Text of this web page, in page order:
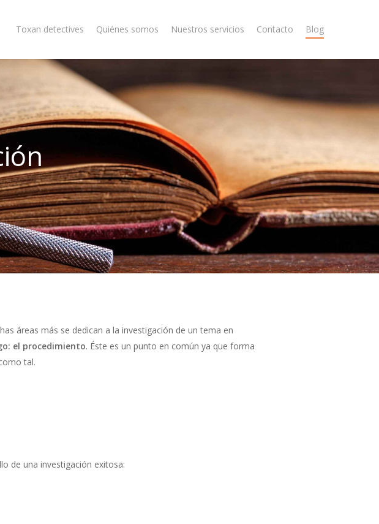
Toxan detectives Quiénes somos Nuestros servicios Contacto Blog
áreas más se dedican a la investigación de un tema en
el procedimiento. Éste es un punto en común ya que forma
tal.
de una investigación exitosa: